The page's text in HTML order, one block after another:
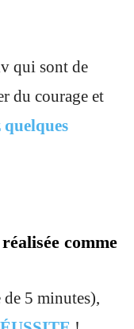
qui sont de
du courage et
quelques
comme
5 minutes),